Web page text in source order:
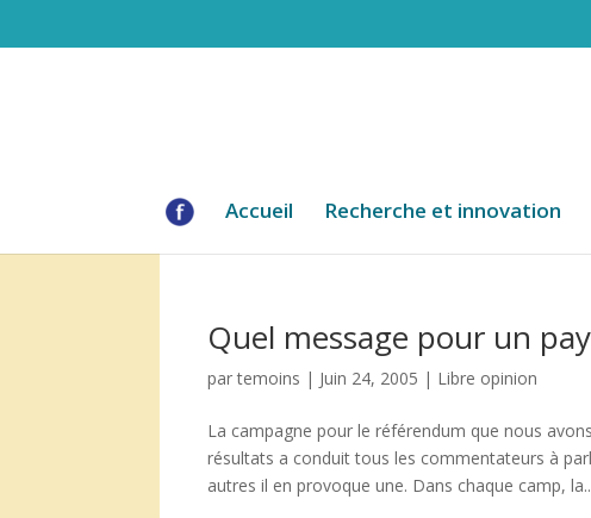
Accueil Recherche et innovation
Quel message pour un
partemoins | Juin 24, 2005 | Libre opinion
La campagne pour le référendum que nous
résultats a conduit tous les commentateurs à
autres il en provoque une. Dans chaque camp,